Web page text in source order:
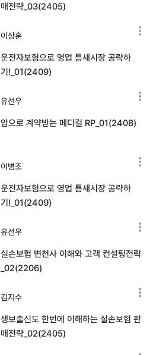
매전략_03(2405)
이상훈
운전자보험으로 영업 틈새시장 공략하
기!_01(2409)
유선우
암으로 계약받는 메디컬 RP_01(2408)
이병조
운전자보험으로 영업 틈새시장 공략하
기!_01(2409)
유선우
실손보험 변천사 이해와 고객 컨설팅전략
_02(2206)
김지수
생보출신도 한번에 이해하는 실손보험 판
매전략_02(2405)